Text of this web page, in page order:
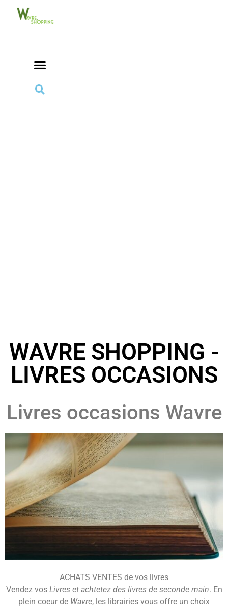
WAVRE SHOPPING -
LIVRES OCCASIONS
Livres occasions Wavre
ACHATS VENTES de vos livres
Vendez vos Livres et achtetez des livres de seconde main. En
plein coeur de Wavre, les librairies vous offre un choix